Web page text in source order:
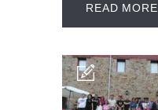
READ MORE